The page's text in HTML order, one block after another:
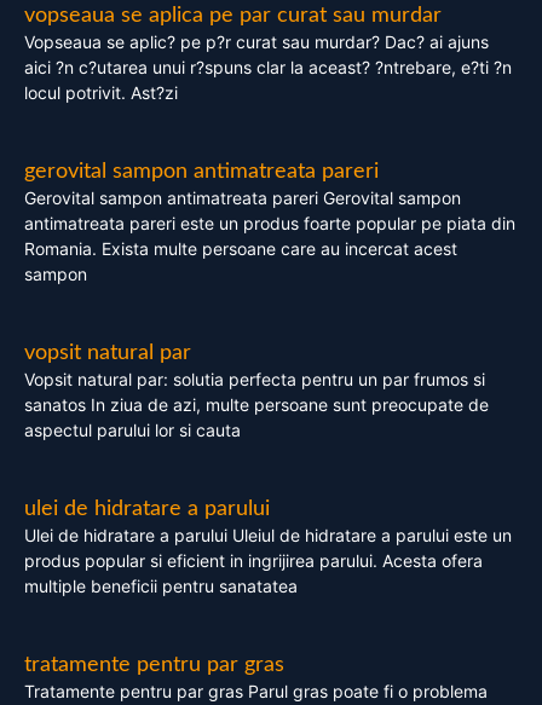
vopseaua se aplica pe par curat sau murdar
Vopseaua se aplic? pe p?r curat sau murdar? Dac? ai ajuns
aici ?n c?utarea unui r?spuns clar la aceast? ?ntrebare, e?ti ?n
locul potrivit. Ast?zi
gerovital sampon antimatreata pareri
Gerovital sampon antimatreata pareri Gerovital sampon
antimatreata pareri este un produs foarte popular pe piata din
Romania. Exista multe persoane care au incercat acest
sampon
vopsit natural par
Vopsit natural par: solutia perfecta pentru un par frumos si
sanatos In ziua de azi, multe persoane sunt preocupate de
aspectul parului lor si cauta
ulei de hidratare a parului
Ulei de hidratare a parului Uleiul de hidratare a parului este un
produs popular si eficient in ingrijirea parului. Acesta ofera
multiple beneficii pentru sanatatea
tratamente pentru par gras
Tratamente pentru par gras Parul gras poate fi o problema